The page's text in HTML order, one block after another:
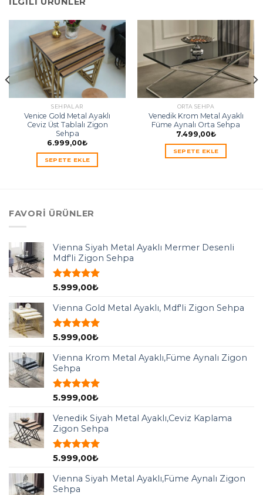
SEHPALAR
Venice Gold Metal Ayaklı
Ceviz Üst Tablalı Zigon
Sehpa
6.999,00₺
SEPETE EKLE
ORTA SEHPA
Venedik Krom Metal Ayaklı
Füme Aynalı Orta Sehpa
7.499,00₺
SEPETE EKLE
FAVORI ÜRÜNLER
Vienna Siyah Metal Ayaklı Mermer Desenli
Mdf'li Zigon Sehpa
5 üzerinden
aldı
5.999,00₺
Vienna Gold Metal Ayaklı, Mdf'li Zigon Sehpa
5 üzerinden
aldı
5.999,00₺
Vienna Krom Metal Ayaklı,Füme Aynalı Zigon
Sehpa
5 üzerinden
aldı
5.999,00₺
Venedik Siyah Metal Ayaklı,Ceviz Kaplama
Zigon Sehpa
5 üzerinden
aldı
5.999,00₺
Vienna Siyah Metal Ayaklı,Füme Aynalı Zigon
Sehpa